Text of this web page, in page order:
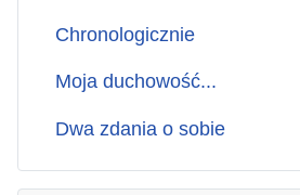
Chronologicznie
Moja duchowość...
Dwa zdania o sobie